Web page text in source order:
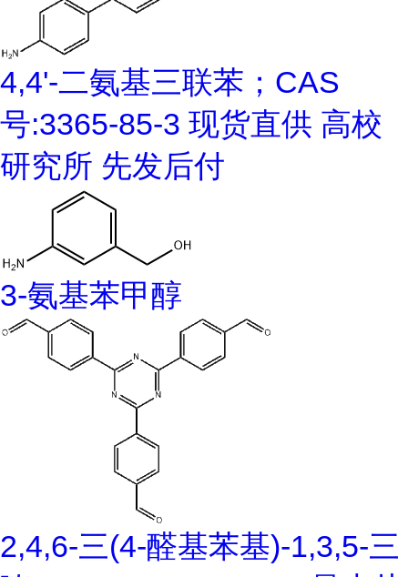
4,4'-二氨基三联苯；CAS
号:3365-85-3 现货直供 高校
研究所 先发后付
3-氨基苯甲醇
2,4,6-三(4-醛基苯基)-1,3,5-三